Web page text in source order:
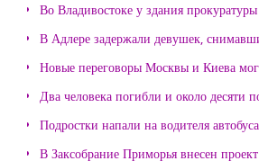
Во Владивостоке у здания
В Адлере задержали девушек,
Новые переговоры Москвы и Киева
Два человека погибли и около десяти
Подростки напали на водителя
В Заксобрание Приморья внесен